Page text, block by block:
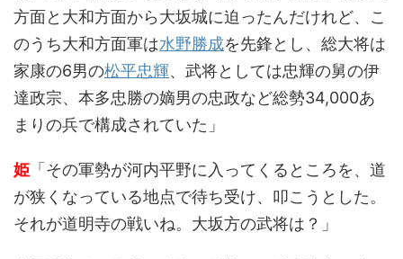
方面と大和方面から大坂城に迫ったんだけれど、こ
のうち大和方面軍は水野勝成を先鋒とし、総大将は
家康の6男の松平忠輝、武将としては忠輝の舅の伊
達政宗、本多忠勝の嫡男の忠政など総勢34,000あ
まりの兵で構成されていた」
姫 「その軍勢が河内平野に入ってくるところを、道
が狭くなっている地点で待ち受け、叩こうとした。
それが道明寺の戦いね。大坂方の武将は？」